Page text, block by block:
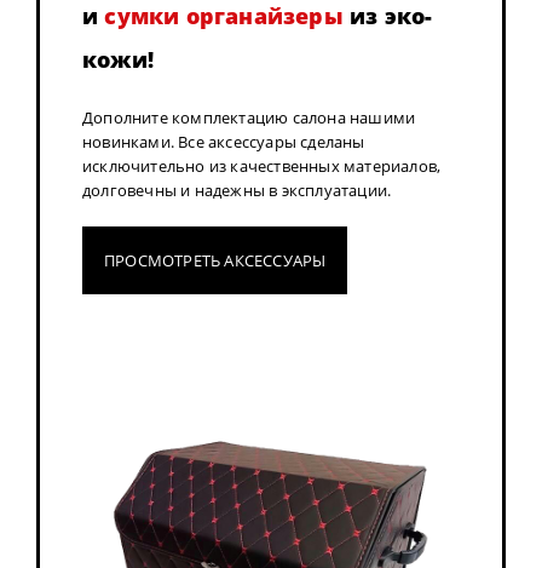
исумки органайзеры из эко-
кожи!
Дополните комплектацию салона нашими
новинками. Все аксессуары сделаны
исключительно из качественных материалов,
долговечны и надежны в эксплуатации.
ПРОСМОТРЕТЬ АКСЕССУАРЫ